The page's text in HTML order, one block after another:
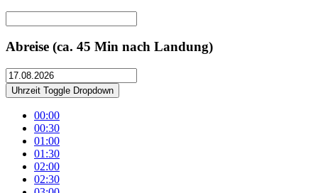
Abreise (ca. 45 Min nach Landung)
Uhrzeit Toggle Dropdown
00:00
00:30
01:00
01:30
02:00
02:30